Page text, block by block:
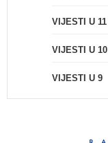
VIJESTI U 11
VIJESTI U 10
VIJESTI U 9